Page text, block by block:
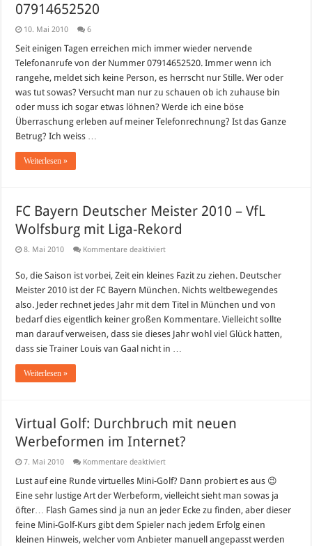
07914652520
10. Mai 2010 6
Seit einigen Tagen erreichen mich immer wieder nervende
Telefonanrufe von der Nummer 07914652520. Immer wenn ich
rangehe, meldet sich keine Person, es herrscht nur Stille. Wer oder
was tut sowas? Versucht man nur zu schauen ob ich zuhause bin
oder muss ich sogar etwas löhnen? Werde ich eine böse
Überraschung erleben auf meiner Telefonrechnung? Ist das Ganze
Betrug? Ich weiss …
Weiterlesen »
FC Bayern Deutscher Meister 2010 – VfL
Wolfsburg mit Liga-Rekord
8. Mai 2010 Kommentare deaktiviertfür
Deutscher
Meister
2010
–
Wolfsburg
mit
Liga-
Rekord
So, die Saison ist vorbei, Zeit ein kleines Fazit zu ziehen. Deutscher
Meister 2010 ist der FC Bayern München. Nichts weltbewegendes
also. Jeder rechnet jedes Jahr mit dem Titel in München und von
bedarf dies eigentlich keiner großen Kommentare. Vielleicht sollte
man darauf verweisen, dass sie dieses Jahr wohl viel Glück hatten,
dass sie Trainer Louis van Gaal nicht in …
Weiterlesen »
Virtual Golf: Durchbruch mit neuen
Werbeformen im Internet?
7. Mai 2010 Kommentare deaktiviertfür
Golf:
mit
neuen
Werbeformen
im
Lust auf eine Runde virtuelles Mini-Golf? Dann probiert es aus 😉
Eine sehr lustige Art der Werbeform, vielleicht sieht man sowas ja
öfter… Flash Games sind ja nun an jeder Ecke zu finden, aber dieser
feine Mini-Golf-Kurs gibt dem Spieler nach jedem Erfolg einen
kleinen Hinweis, welcher vom Anbieter manuell angepasst werden